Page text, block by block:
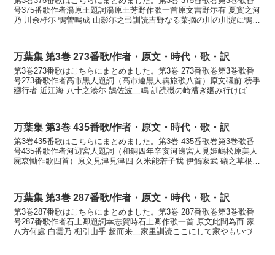
号375番歌作者湯原王題詞湯原王芳野作歌一首原文吉野尓有 夏實之河
乃 川余杼尓 鴨曽鳴成 山影尓之弖訓読吉野なる菜摘の川の川淀に鴨ぞ
万葉集 第3巻 273番歌/作者・原文・時代・歌・訳
第3巻273番歌はこちらにまとめました。第3巻 273番歌巻第3巻歌番
号273番歌作者高市黒人題詞（高市連黒人覊旅歌八首）原文礒前 榜手
廻行者 近江海 八十之湊尓 鵠佐波二鳴 訓読磯の崎漕ぎ廻み行けば近
万葉集 第3巻 435番歌/作者・原文・時代・歌・訳
第3巻435番歌はこちらにまとめました。第3巻 435番歌巻第3巻歌番
号435番歌作者河辺宮人題詞（和銅四年辛亥河邊宮人見姫嶋松原美人
屍哀慟作歌四首）原文見津見津四 久米能若子我 伊觸家武 礒之草根乃
万葉集 第3巻 287番歌/作者・原文・時代・歌・訳
第3巻287番歌はこちらにまとめました。第3巻 287番歌巻第3巻歌番
号287番歌作者石上卿題詞幸志賀時石上卿作歌一首 原文此間為而 家
八方何處 白雲乃 棚引山乎 超而来二家里訓読ここにして家やもいづく